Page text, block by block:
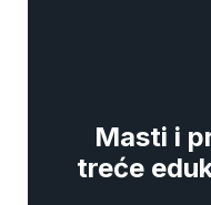
Masti i
treće